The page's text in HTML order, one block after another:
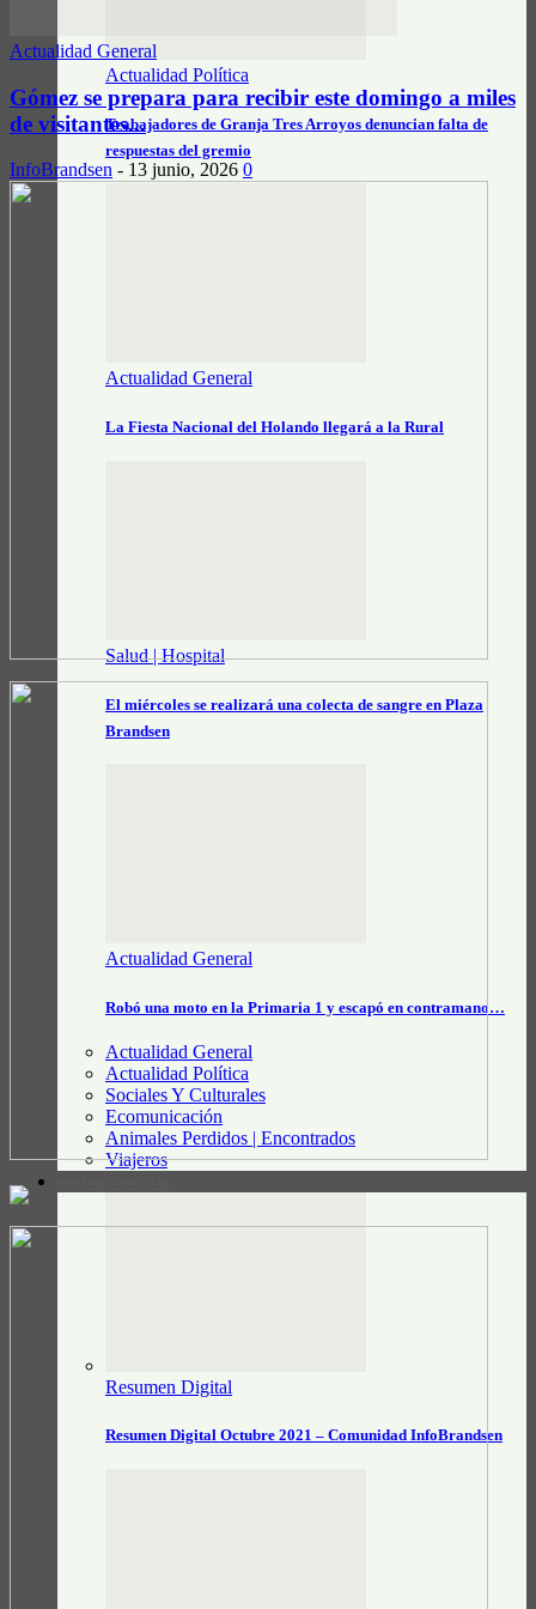
Actualidad Política
Trabajadores de Granja Tres Arroyos denuncian falta de
respuestas del gremio
Actualidad General
La Fiesta Nacional del Holando llegará a la Rural
Salud | Hospital
El miércoles se realizará una colecta de sangre en Plaza
Brandsen
Actualidad General
Robó una moto en la Primaria 1 y escapó en contramano…
Actualidad General
Actualidad Política
Sociales Y Culturales
Ecomunicación
Animales Perdidos | Encontrados
Viajeros
Resumen Digital
Resumen Digital Octubre 2021 – Comunidad InfoBrandsen
Actualidad General
Gómez se prepara para recibir este domingo a miles
de visitantes...
InfoBrandsen - 13 junio, 2026 0